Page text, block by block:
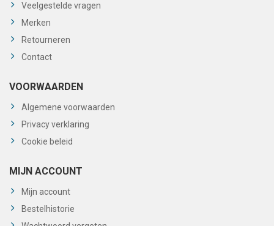
Veelgestelde vragen
Merken
Retourneren
Contact
VOORWAARDEN
Algemene voorwaarden
Privacy verklaring
Cookie beleid
MIJN ACCOUNT
Mijn account
Bestelhistorie